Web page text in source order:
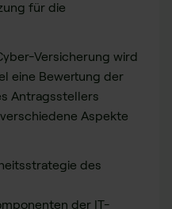
für die
Versicherung wird
eine Bewertung der
Antragsstellers
Aspekte
des
der IT-